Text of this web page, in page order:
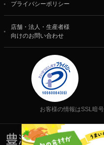
プライバシーポリシー
店舗・法人・生産者様
向けのお問い合わせ
お客様の情報はSSL暗